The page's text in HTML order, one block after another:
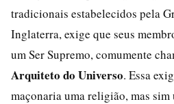
tradicionais estabelecidos pela
Inglaterra, exige que seus
um Ser Supremo, comumente
Arquiteto do Universo. Essa
maçonaria uma religião, mas